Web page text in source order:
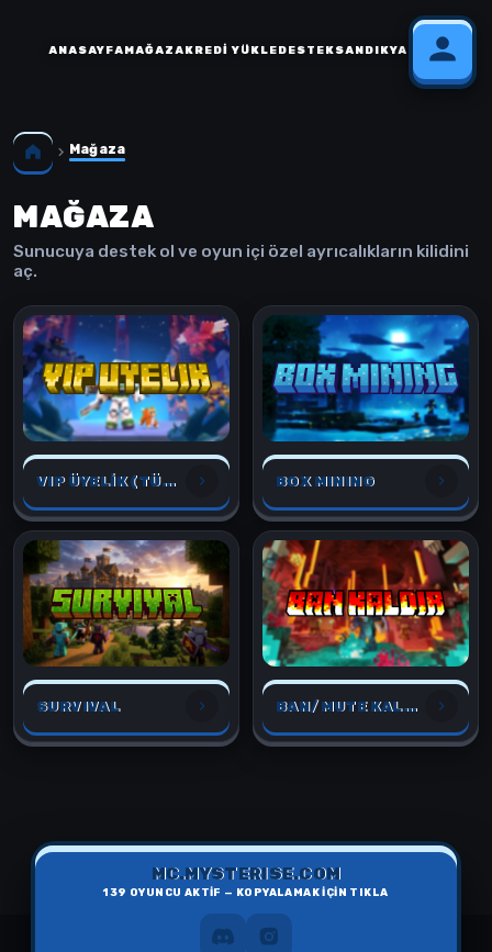
ANASAYFAMAĞAZAKREDI YÜKLEDESTEKSANDIKYARDIM
Mağaza
MAĞAZA
Sunucuya destek ol ve oyun içi özel ayrıcalıkların kilidini
aç.
VIP ÜYELİK (TÜM OYUNLAR İÇİN) BOX MINING
SURVIVAL BAN/MUTE KALDIR
MC.MYSTERISE.COM
139 OYUNCU AKTİF — KOPYALAMAK İÇİN TIKLA